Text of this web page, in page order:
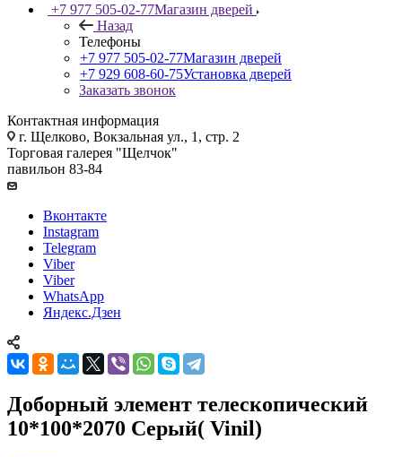
+7 977 505-02-77Магазин дверей
Назад
Телефоны
+7 977 505-02-77Магазин дверей
+7 929 608-60-75Установка дверей
Заказать звонок
Контактная информация
г. Щелково, Вокзальная ул., 1, стр. 2
Торговая галерея "Щелчок"
павильон 83-84
Вконтакте
Instagram
Telegram
Viber
Viber
WhatsApp
Яндекс.Дзен
Доборный элемент телескопический
10*100*2070 Серый( Vinil)